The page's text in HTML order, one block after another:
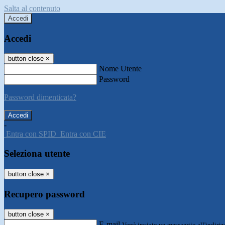
Salta al contenuto
Accedi
Accedi
button close ×
Nome Utente
Password
Password dimenticata?
-
Entra con SPID Entra con CIE
Seleziona utente
button close ×
Recupero password
button close ×